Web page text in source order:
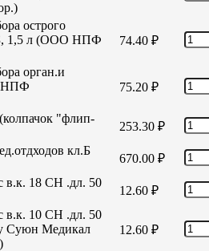
острого
Б, 1,5 л (ООО НПФ
74.40 ₽
орган.и
НПФ
75.20 ₽
"флип-
253.30 ₽
кл.Б
670.00 ₽
в.к. 18 СН .дл. 50
12.60 ₽
в.к. 10 СН .дл. 50
Суюн Медикал
12.60 ₽